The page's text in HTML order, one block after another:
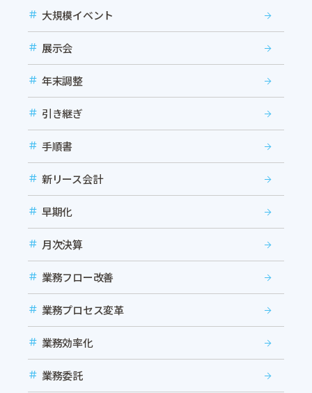
大規模イベント
展示会
年末調整
引き継ぎ
手順書
新リース会計
早期化
月次決算
業務フロー改善
業務プロセス変革
業務効率化
業務委託